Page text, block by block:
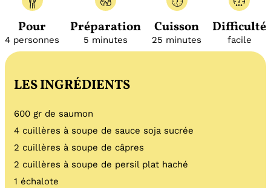
Pour
4 personnes
Préparation
5 minutes
Cuisson
25 minutes
Difficulté
facile
LES INGRÉDIENTS
600 gr de saumon
4 cuillères à soupe de sauce soja sucrée
2 cuillères à soupe de câpres
2 cuillères à soupe de persil plat haché
1 échalote